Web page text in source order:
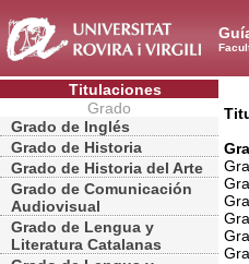
Titulaciones
Grado
Grado de Inglés
Grado de Historia
Grado de Historia del Arte
Grado de Comunicación
Audiovisual
Grado de Lengua y
Literatura Catalanas